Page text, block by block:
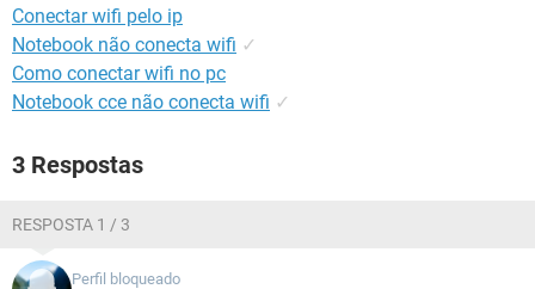
Conectar wifi pelo ip
Notebook não conecta wifi ✓
Como conectar wifi no pc
Notebook cce não conecta wifi ✓
3 Respostas
RESPOSTA 1 / 3
Perfil bloqueado